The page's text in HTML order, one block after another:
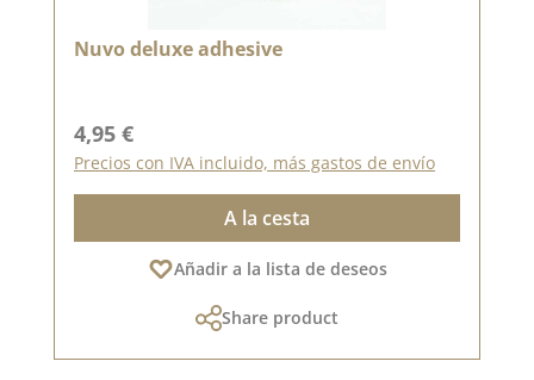
Nuvo deluxe adhesive
Precio normal:
4,95 €
Precios con IVA incluido, más gastos de envío
A la cesta
Añadir a la lista de deseos
Share product